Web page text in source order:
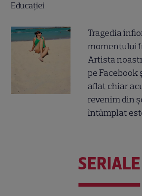
Tragedia
momentului
Artista
pe Facebook
aflat chiar
revenim din
întâmplat
SERIALE